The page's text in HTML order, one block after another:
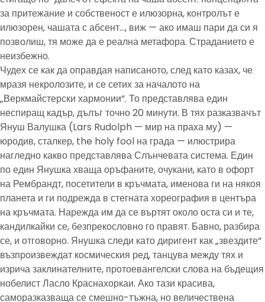
за притежание и собственост е илюзорна, контролът е
илюзорен, чашата с абсент…, виж — ако имаш пари да си я
позволиш, тя може да е реална метафора. Страданието е
неизбежно.
Чудех се как да оправдая написаното, след като казах, че
мразя некролозите, и се сетих за началото на
„Веркмайстерски хармонии“. То представлява един
неспиращ кадър, дълъг точно 20 минути. В тях разказвачът
Януш Валушка (Lars Rudolph — мир на праха му) —
юродив, сталкер, the holy fool на града — илюстрира
нагледно какво представлява Слънчевата система. Един
по един Янушка хваща оръфаните, очукани, като в офорт
на Рембрандт, посетители в кръчмата, именова ги на някоя
планета и ги подрежда в стегната хореография в центъра
на кръчмата. Нарежда им да се въртят около оста си и те,
кандилкайки се, безпрекословно го правят. Бавно, разбира
се, и отговорно. Янушка следи като диригент как „звездите“
възпроизвеждат космическия ред, танцува между тях и
изрича заклинателните, протоевангелски слова на бъдещия
нобелист Ласло Краснахоркаи. Ако тази красива,
саморазказваща се смешно-тъжна, но величествена